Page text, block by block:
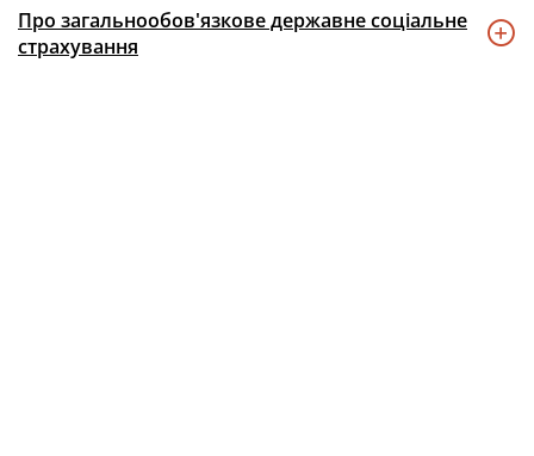
Про загальнообов'язкове державне соціальне
страхування